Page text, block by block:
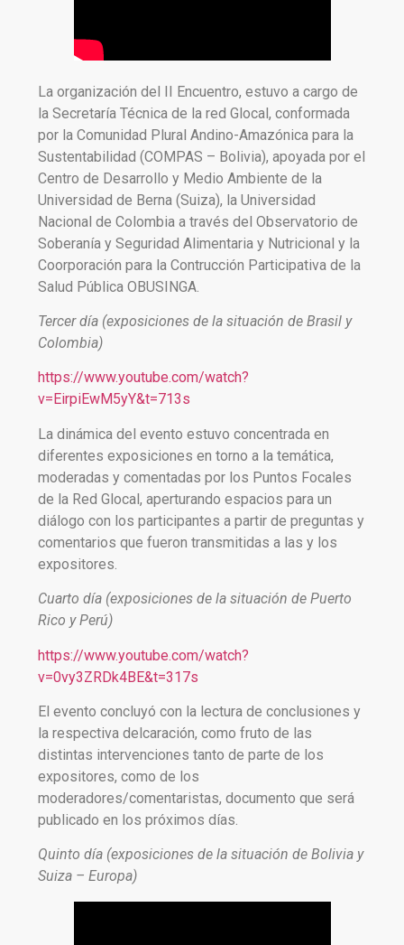
La organización del II Encuentro, estuvo a cargo de
la Secretaría Técnica de la red Glocal, conformada
por la Comunidad Plural Andino-Amazónica para la
Sustentabilidad (COMPAS – Bolivia), apoyada por el
Centro de Desarrollo y Medio Ambiente de la
Universidad de Berna (Suiza), la Universidad
Nacional de Colombia a través del Observatorio de
Soberanía y Seguridad Alimentaria y Nutricional y la
Coorporación para la Contrucción Participativa de la
Salud Pública OBUSINGA.
Tercer día (exposiciones de la situación de Brasil y
Colombia)
https://www.youtube.com/watch?
v=EirpiEwM5yY&t=713s
La dinámica del evento estuvo concentrada en
diferentes exposiciones en torno a la temática,
moderadas y comentadas por los Puntos Focales
de la Red Glocal, aperturando espacios para un
diálogo con los participantes a partir de preguntas y
comentarios que fueron transmitidas a las y los
expositores.
Cuarto día (exposiciones de la situación de Puerto
Rico y Perú)
https://www.youtube.com/watch?
v=0vy3ZRDk4BE&t=317s
El evento concluyó con la lectura de conclusiones y
la respectiva delcaración, como fruto de las
distintas intervenciones tanto de parte de los
expositores, como de los
moderadores/comentaristas, documento que será
publicado en los próximos días.
Quinto día (exposiciones de la situación de Bolivia y
Suiza – Europa)